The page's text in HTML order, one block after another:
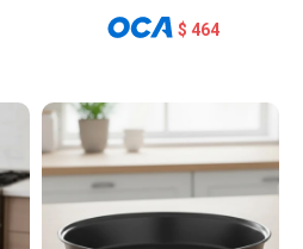
$ 464